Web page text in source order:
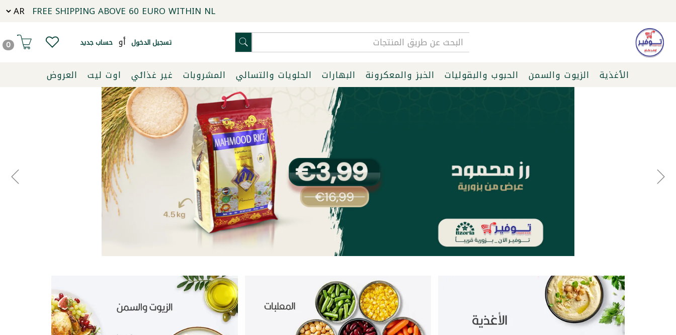
FREE SHIPPING ABOVE 60 EURO WITHIN NL
تسجيل الدخول أو حساب جديد 0
الأغذية الزيوت والسمن الحبوب والبقوليات الخبز والمعكرونة البهارات الحلويات والتسالي المشروبات غير غذائي اوت ليت العروض